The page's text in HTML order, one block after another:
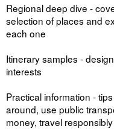
Regional deep dive -
selection of places and
each one
Itinerary samples -
interests
Practical information -
around, use public
money, travel